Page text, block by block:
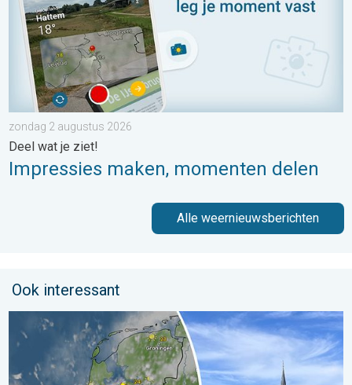
zondag 2 augustus 2026
Deel wat je ziet!
Impressies maken, momenten delen
Alle weernieuwsberichten
Ook interessant
Fraai zomerweer om eropuit te trekken. Weekendweer. . .